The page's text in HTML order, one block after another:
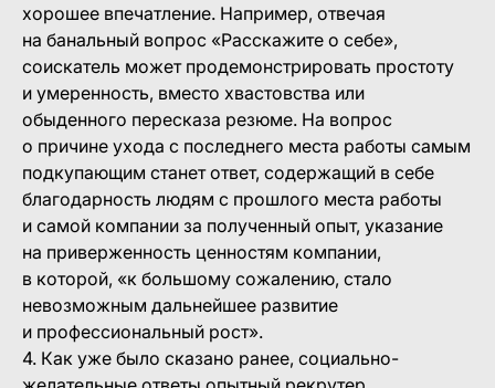
хорошее впечатление. Например, отвечая
на банальный вопрос «Расскажите о себе»,
соискатель может продемонстрировать простоту
и умеренность, вместо хвастовства или
обыденного пересказа резюме. На вопрос
о причине ухода с последнего места работы самым
подкупающим станет ответ, содержащий в себе
благодарность людям с прошлого места работы
и самой компании за полученный опыт, указание
на приверженность ценностям компании,
в которой, «к большому сожалению, стало
невозможным дальнейшее развитие
и профессиональный рост».
4. Как уже было сказано ранее, социально-